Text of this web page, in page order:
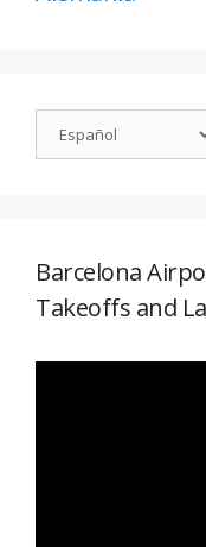
Barcelona
Takeoffs and